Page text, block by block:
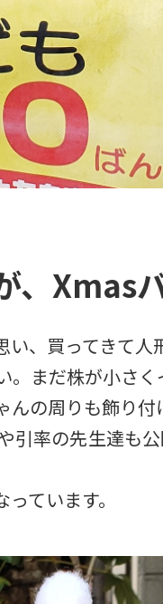
、Xmas
、買ってきて人
まだ株が小さく
の周りも飾り付
率の先生達も
ています。